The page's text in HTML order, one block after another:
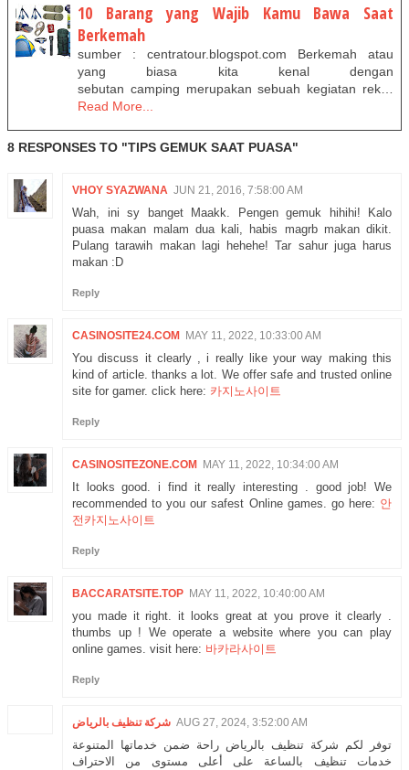
10 Barang yang Wajib Kamu Bawa Saat
Berkemah
sumber : centratour.blogspot.com Berkemah atau
yang biasa kita kenal dengan
sebutan camping merupakan sebuah kegiatan rek…
Read More...
8 RESPONSES TO "TIPS GEMUK SAAT PUASA"
VHOY SYAZWANA JUN 21, 2016, 7:58:00 AM
Wah, ini sy banget Maakk. Pengen gemuk hihihi! Kalo
puasa makan malam dua kali, habis magrb makan dikit.
Pulang tarawih makan lagi hehehe! Tar sahur juga harus
makan :D
Reply
CASINOSITE24.COM MAY 11, 2022, 10:33:00 AM
You discuss it clearly , i really like your way making this
kind of article. thanks a lot. We offer safe and trusted online
site for gamer. click here: 카지노사이트
Reply
CASINOSITEZONE.COM MAY 11, 2022, 10:34:00 AM
It looks good. i find it really interesting . good job! We
recommended to you our safest Online games. go here: 안
전카지노사이트
Reply
BACCARATSITE.TOP MAY 11, 2022, 10:40:00 AM
you made it right. it looks great at you prove it clearly .
thumbs up ! We operate a website where you can play
online games. visit here: 바카라사이트
Reply
شركة تنظيف بالرياض AUG 27, 2024, 3:52:00 AM
توفر لكم شركة تنظيف بالرياض راحة ضمن خدماتها المتنوعة
خدمات تنظيف بالساعة على أعلى مستوى من الاحتراف